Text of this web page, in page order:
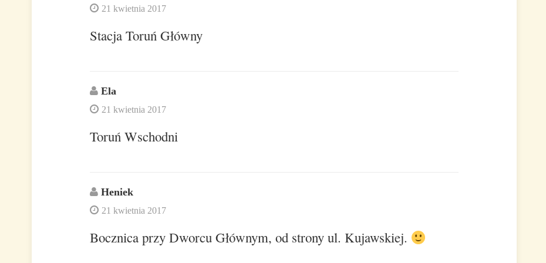
21 kwietnia 2017
Stacja Toruń Główny
Ela
21 kwietnia 2017
Toruń Wschodni
Heniek
21 kwietnia 2017
Bocznica przy Dworcu Głównym, od strony ul. Kujawskiej.